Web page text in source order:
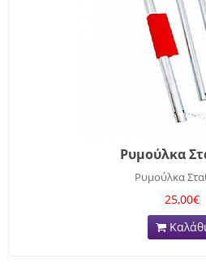
Ρυμούλκα
Ρυμούλκα
25,00€
Καλάθι